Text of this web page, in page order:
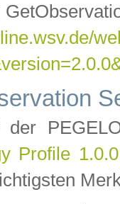
der
Profile